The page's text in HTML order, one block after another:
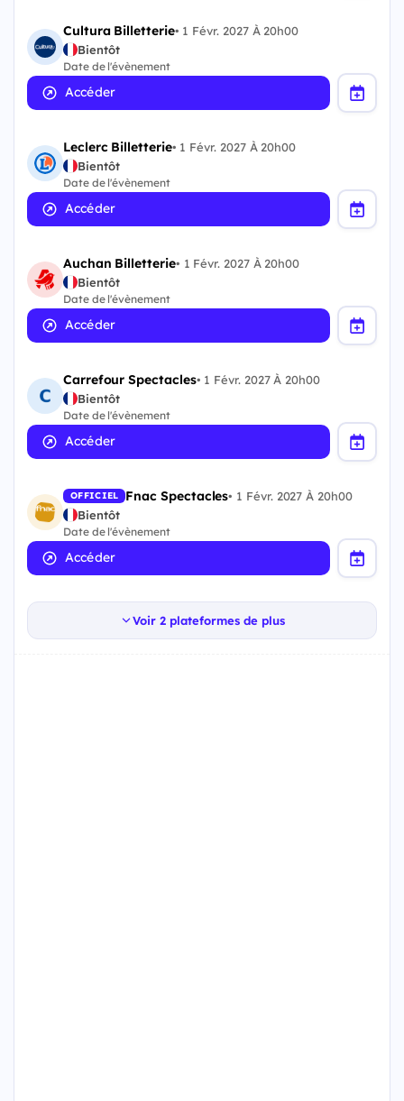
Cultura Billetterie• 1 Févr. 2027 À 20h00
Bientôt
Date de l'évènement
Accéder
Leclerc Billetterie• 1 Févr. 2027 À 20h00
Bientôt
Date de l'évènement
Accéder
Auchan Billetterie• 1 Févr. 2027 À 20h00
Bientôt
Date de l'évènement
Accéder
Carrefour Spectacles• 1 Févr. 2027 À 20h00
Bientôt
Date de l'évènement
Accéder
OFFICIEL Fnac Spectacles• 1 Févr. 2027 À 20h00
Bientôt
Date de l'évènement
Accéder
Voir 2 plateformes de plus